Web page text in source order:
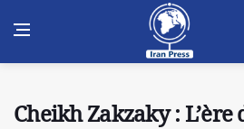
Cheikh Zakzaky : L’ère